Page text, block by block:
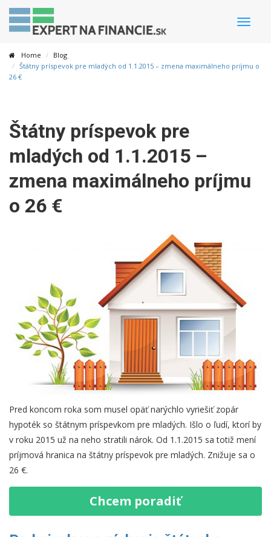
Toggle
Home
Blog
Štátny príspevok pre mladých od 1.1.2015 – zmena maximálneho príjmu o
26 €
Štátny príspevok pre
mladých od 1.1.2015 –
zmena maximálneho príjmu
o 26 €
Pred koncom roka som musel opäť narýchlo vyriešiť zopár
hypoték so štátnym príspevkom pre mladých. Išlo o ľudí, ktorí by
v roku 2015 už na neho stratili nárok. Od 1.1.2015 sa totiž mení
príjmová hranica na štátny príspevok pre mladých. Znižuje sa o
26 €.
Chcem poradiť